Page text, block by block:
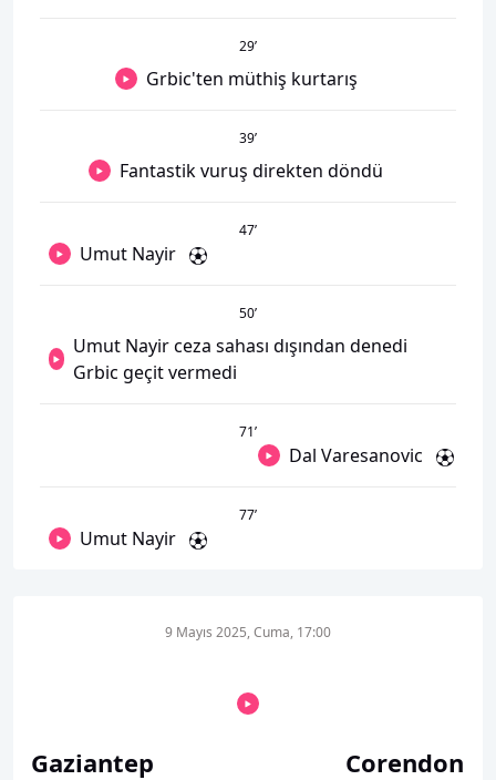
29’
Grbic'ten müthiş kurtarış
39’
Fantastik vuruş direkten döndü
47’
Umut Nayir
50’
Umut Nayir ceza sahası dışından denedi
Grbic geçit vermedi
71’
Dal Varesanovic
77’
Umut Nayir
Gaziantep
9 Mayıs 2025, Cuma, 17:00
Corendon